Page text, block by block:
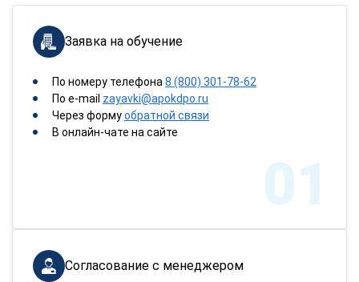
Заявка на обучение
По номеру телефона 8 (800) 301-78-62
По e-mail zayavki@apokdpo.ru
Через формуобратной связи
В онлайн-чате на сайте
01
Согласование с менеджером